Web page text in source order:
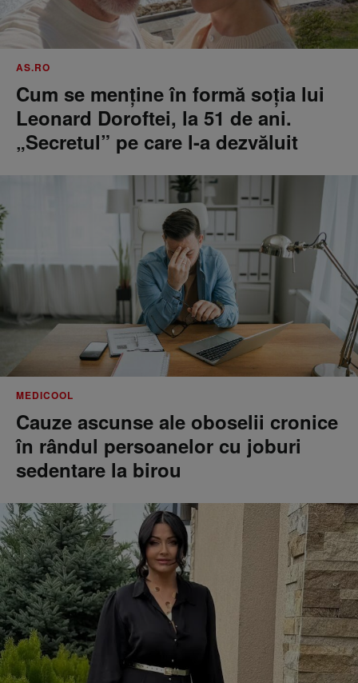
AS.RO
Cum se menţine în formă soţia lui
Leonard Doroftei, la 51 de ani.
„Secretul” pe care l-a dezvăluit
MEDICOOL
Cauze ascunse ale oboselii cronice
în rândul persoanelor cu joburi
sedentare la birou